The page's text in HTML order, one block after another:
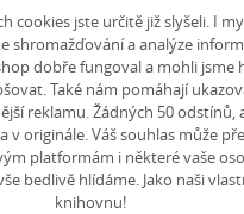
Přejít
na
stránku
/ 1
a klubové výhody
cookies jste určitě již slyšeli. I
shromažďování a analýze
dobře fungoval a mohli jsme
Také nám pomáhají
reklamu. Žádných 50 odstínů,
v originále. Váš souhlas může
platformám i některé vaše
bedlivě hlídáme. Jako naši
knihovnu!